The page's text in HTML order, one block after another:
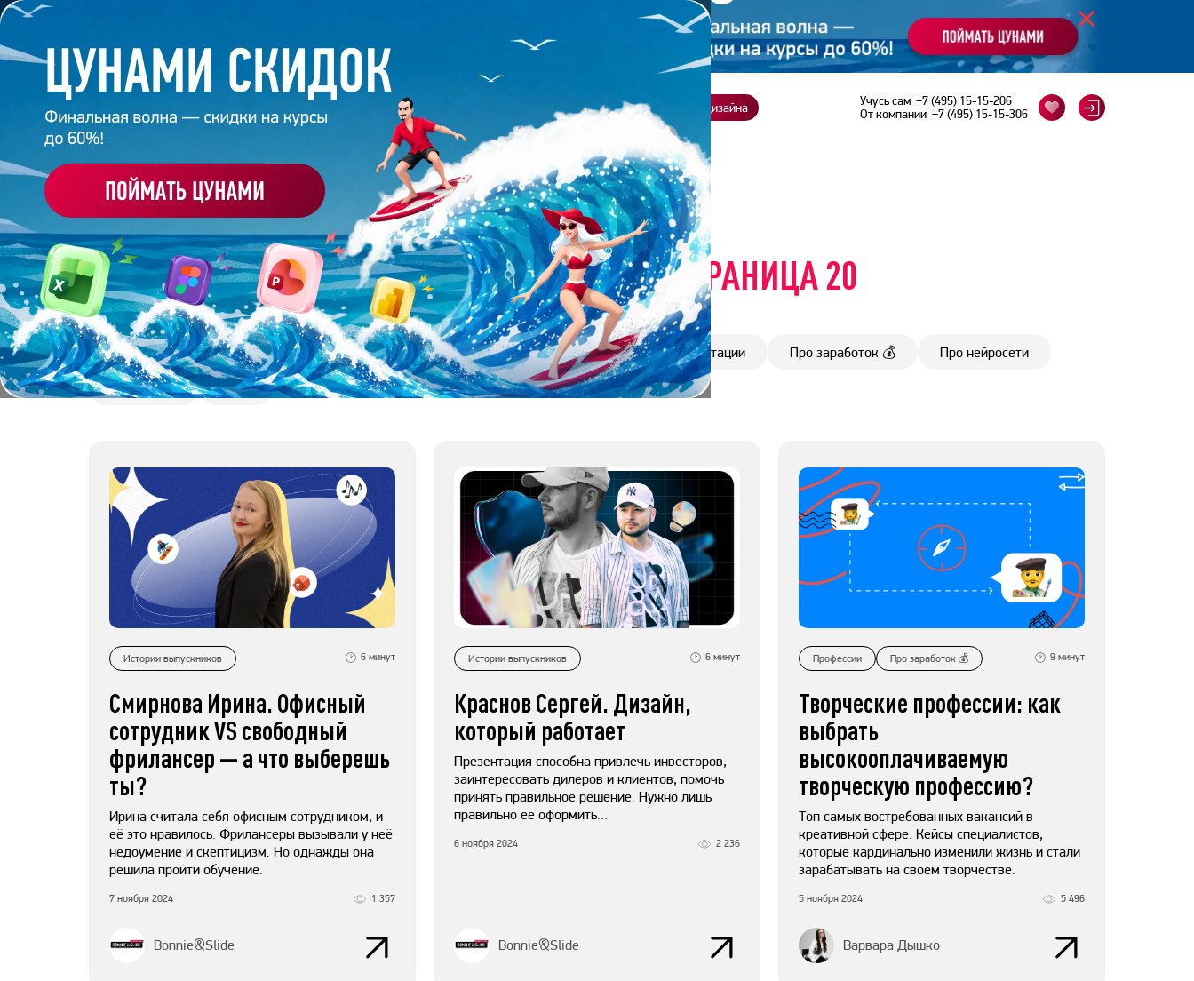
Корпоративное обучение Заказать презентацию Студия дизайна Учусь сам +7 (495) 15-15-206
От компании +7 (495) 15-15-306
БЛОГ — АВТОРСКИЕ СТАТЬИ О ДИЗАЙНЕ| СТРАНИЦА 20
Показать всё Бизнес Гайды Дизайн Истории выпускников Презентации Про заработок 💰 Про нейросети
Профессии Цвет
Истории выпускников 6 минут
Смирнова Ирина. Офисный
сотрудник VS свободный
фрилансер — а что выберешь
ты?
Ирина считала себя офисным сотрудником, и
её это нравилось. Фрилансеры вызывали у неё
недоумение и скептицизм. Но однажды она
решила пройти обучение.
7 ноября 2024 1 357
Bonnie&Slide
Истории выпускников 6 минут
Краснов Сергей. Дизайн,
который работает
Презентация способна привлечь инвесторов,
заинтересовать дилеров и клиентов, помочь
принять правильное решение. Нужно лишь
правильно её оформить…
6 ноября 2024 2 236
Bonnie&Slide
Профессии Про заработок 💰 9 минут
Творческие профессии: как
выбрать
высокооплачиваемую
творческую профессию?
Топ самых востребованных вакансий в
креативной сфере. Кейсы специалистов,
которые кардинально изменили жизнь и стали
зарабатывать на своём творчестве.
5 ноября 2024 5 496
Варвара Дышко